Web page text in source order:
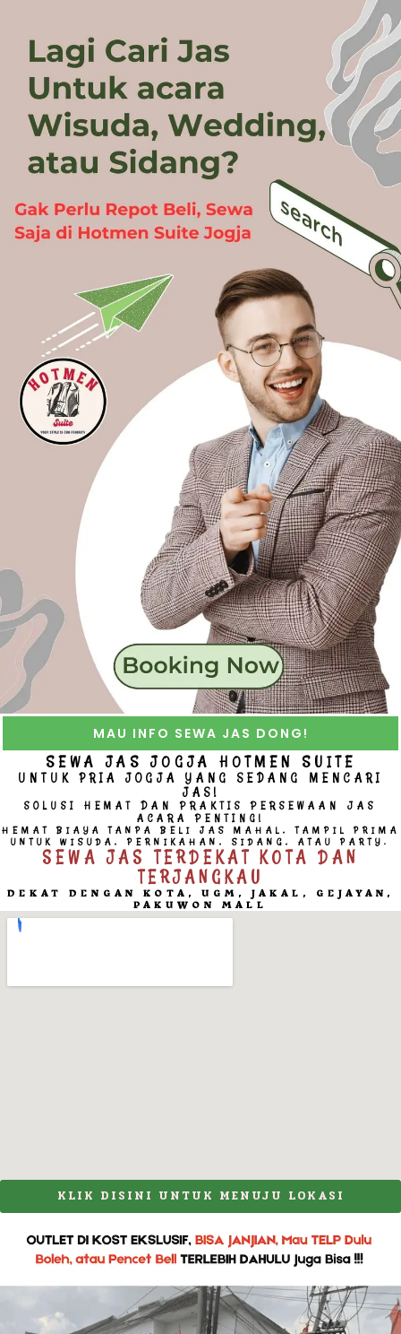
MAU INFO SEWA JAS DONG!
SEWA JAS JOGJA HOTMEN SUITE
UNTUK PRIA JOGJA YANG SEDANG MENCARI
JAS!
SOLUSI HEMAT DAN PRAKTIS PERSEWAAN JAS
ACARA PENTING!
HEMAT BIAYA TANPA BELI JAS MAHAL, TAMPIL PRIMA
UNTUK WISUDA, PERNIKAHAN, SIDANG, ATAU PARTY.
SEWA JAS TERDEKAT KOTA DAN
TERJANGKAU
DEKAT DENGAN KOTA, UGM, JAKAL, GEJAYAN,
PAKUWON MALL
KLIK DISINI UNTUK MENUJU LOKASI